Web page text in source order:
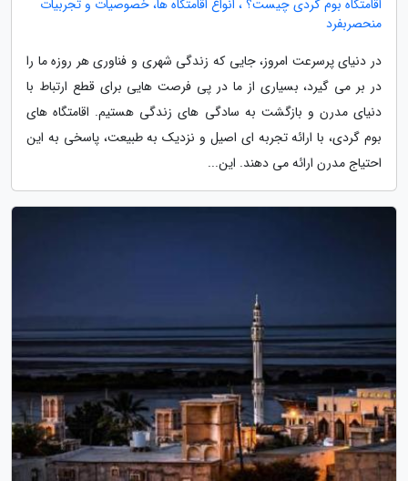
اقامتگاه بوم گردی چیست؟ ، انواع اقامتگاه ها، خصوصیات و تجربیات
منحصربفرد
در دنیای پرسرعت امروز، جایی که زندگی شهری و فناوری هر روزه ما را
در بر می گیرد، بسیاری از ما در پی فرصت هایی برای قطع ارتباط با
دنیای مدرن و بازگشت به سادگی های زندگی هستیم. اقامتگاه های
بوم گردی، با ارائه تجربه ای اصیل و نزدیک به طبیعت، پاسخی به این
احتیاج مدرن ارائه می دهند. این...